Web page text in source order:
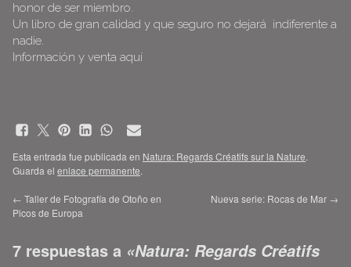
honor de ser miembro.
Un libro de gran calidad y que seguro no dejará indiferente a
nadie.
Información y venta aquí
Esta entrada fue publicada en Natura: Regards Créatifs sur la Nature.
Guarda el enlace permanente.
← Taller de Fotografía de Otoño en
Picos de Europa
Nueva serie: Rocas de Mar →
7 respuestas a «Natura: Regards Créatifs